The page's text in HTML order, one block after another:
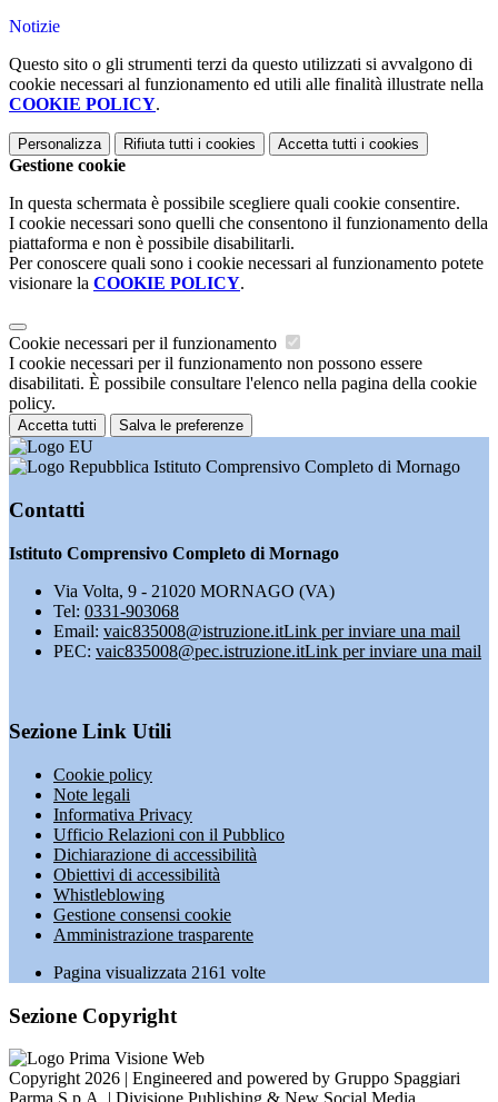
Notizie
Questo sito o gli strumenti terzi da questo utilizzati si avvalgono di
cookie necessari al funzionamento ed utili alle finalità illustrate nella
COOKIE POLICY.
Personalizza Rifiuta tutti i cookies Accetta tutti i cookies
Gestione cookie
In questa schermata è possibile scegliere quali cookie consentire.
I cookie necessari sono quelli che consentono il funzionamento della
piattaforma e non è possibile disabilitarli.
Per conoscere quali sono i cookie necessari al funzionamento potete
visionare la COOKIE POLICY.
Cookie necessari per il funzionamento
I cookie necessari per il funzionamento non possono essere
disabilitati. È possibile consultare l'elenco nella pagina della cookie
policy.
Accetta tutti Salva le preferenze
Istituto Comprensivo Completo di Mornago
Contatti
Istituto Comprensivo Completo di Mornago
Via Volta, 9 - 21020 MORNAGO (VA)
Tel: 0331-903068
Email: vaic835008@istruzione.itLink per inviare una mail
PEC: vaic835008@pec.istruzione.itLink per inviare una mail
Sezione Link Utili
Cookie policy
Note legali
Informativa Privacy
Ufficio Relazioni con il Pubblico
Dichiarazione di accessibilità
Obiettivi di accessibilità
Whistleblowing
Gestione consensi cookie
Amministrazione trasparente
Pagina visualizzata 2161 volte
Sezione Copyright
Copyright 2026 | Engineered and powered by Gruppo Spaggiari